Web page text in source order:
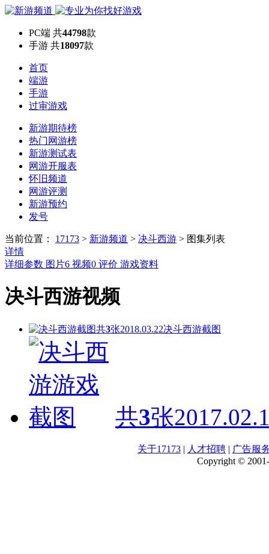
PC端 共44798款
手游 共18097款
首页
端游
手游
过审游戏
新游期待榜
热门网游榜
新游测试表
网游开服表
怀旧频道
网游评测
新游预约
发号
当前位置： 17173 > 新游频道 > 决斗西游 > 图集列表
详情
详细参数 图片6 视频0 评价 游戏资料
决斗西游视频
共3张2018.03.22决斗西游截图
共3张
关于17173 | 人才招聘 | 广告服
Copyright ©